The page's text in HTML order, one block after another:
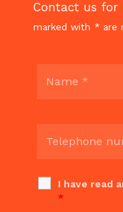
Contact us for
marked with * are
I have read
*